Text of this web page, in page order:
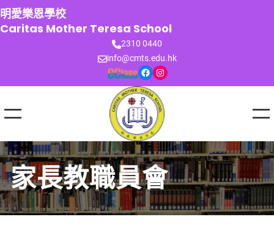
跳
至
主
明愛樂恩學校
Caritas Mother Teresa School
2310 0440
info@cmts.edu.hk
Facebook Instagram
家長教職員會